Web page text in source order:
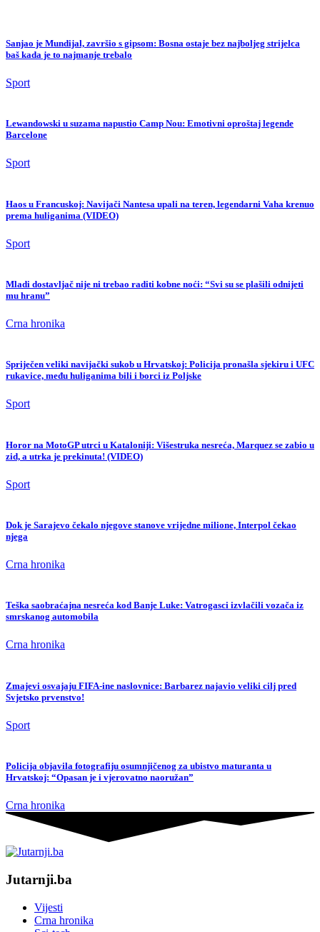
Sanjao je Mundijal, završio s gipsom: Bosna ostaje bez najboljeg strijelca
baš kada je to najmanje trebalo
Sport
Lewandowski u suzama napustio Camp Nou: Emotivni oproštaj legende
Barcelone
Sport
Haos u Francuskoj: Navijači Nantesa upali na teren, legendarni Vaha krenuo
prema huliganima (VIDEO)
Sport
Mladi dostavljač nije ni trebao raditi kobne noći: “Svi su se plašili odnijeti
mu hranu”
Crna hronika
Spriječen veliki navijački sukob u Hrvatskoj: Policija pronašla sjekiru i UFC
rukavice, među huliganima bili i borci iz Poljske
Sport
Horor na MotoGP utrci u Kataloniji: Višestruka nesreća, Marquez se zabio u
zid, a utrka je prekinuta! (VIDEO)
Sport
Dok je Sarajevo čekalo njegove stanove vrijedne milione, Interpol čekao
njega
Crna hronika
Teška saobraćajna nesreća kod Banje Luke: Vatrogasci izvlačili vozača iz
smrskanog automobila
Crna hronika
Zmajevi osvajaju FIFA-ine naslovnice: Barbarez najavio veliki cilj pred
Svjetsko prvenstvo!
Sport
Policija objavila fotografiju osumnjičenog za ubistvo maturanta u
Hrvatskoj: “Opasan je i vjerovatno naoružan”
Crna hronika
Jutarnji.ba
Vijesti
Crna hronika